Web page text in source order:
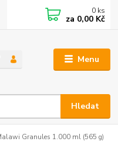
Menu
Hledat
0 ks
za 0,00 Kč
Granules 1.000 ml (565 g)